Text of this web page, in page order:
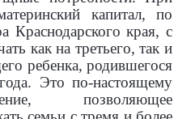
капитал, по
Краснодарского края, с
как на третьего, так и
ребенка, родившегося
Это по-настоящему
позволяющее